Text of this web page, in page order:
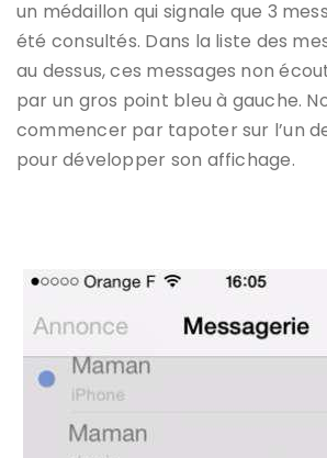
un médaillon qui signale que 3
été consultés. Dans la liste des
au dessus, ces messages non
par un gros point bleu à gauche.
commencer par tapoter sur l’un
pour développer son affichage.